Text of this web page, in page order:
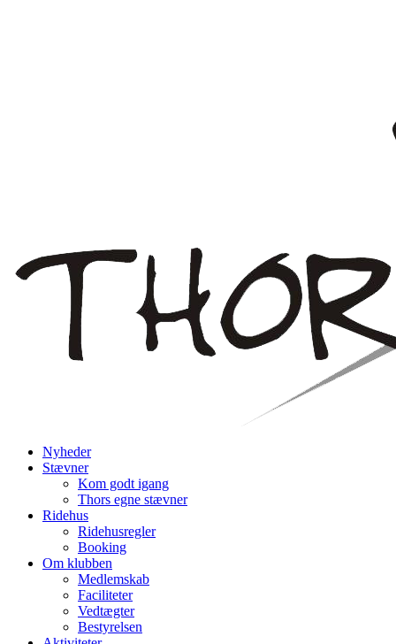
Nyheder
Stævner
Kom godt igang
Thors egne stævner
Ridehus
Ridehusregler
Booking
Om klubben
Medlemskab
Faciliteter
Vedtægter
Bestyrelsen